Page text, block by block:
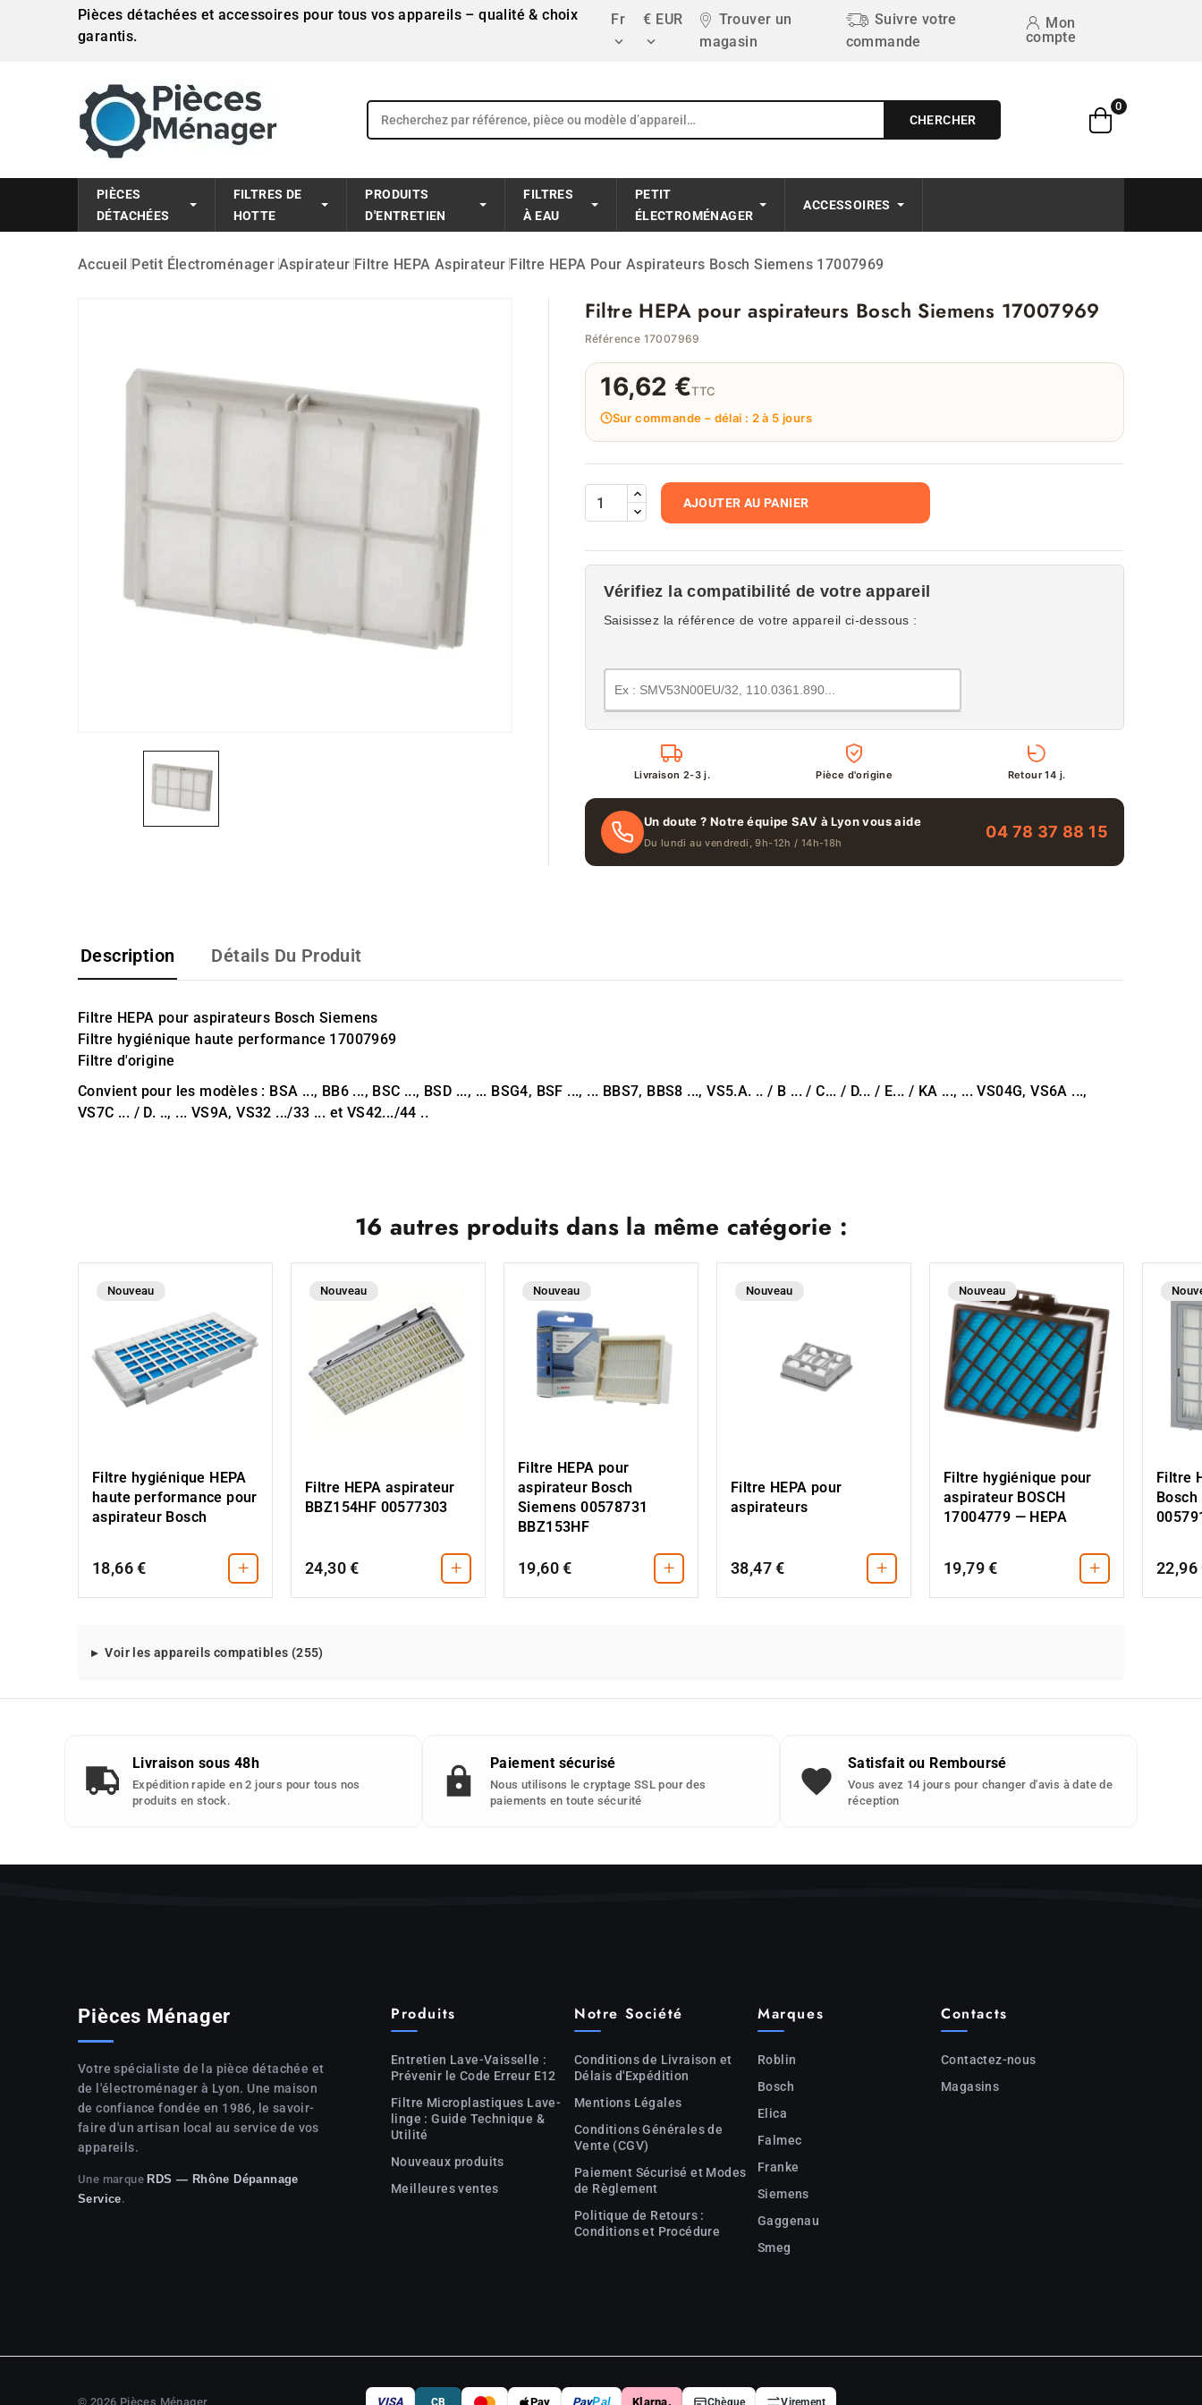
Pièces détachées et accessoires pour tous vos appareils – qualité & choix
garantis.
Fr

€ EUR

Trouver un
magasin
Suivre votre
commande
Mon
compte
CHERCHER
0
PIÈCES
DÉTACHÉES
FILTRES DE
HOTTE
PRODUITS
D'ENTRETIEN
FILTRES
À EAU
PETIT
ÉLECTROMÉNAGER
ACCESSOIRES
Accueil Petit Électroménager Aspirateur Filtre HEPA Aspirateur Filtre HEPA Pour Aspirateurs Bosch Siemens 17007969
Filtre HEPA pour aspirateurs Bosch Siemens 17007969
Référence 17007969
16,62 €TTC
Sur commande – délai : 2 à 5 jours
AJOUTER AU PANIER
Vérifiez la compatibilité de votre appareil
Saisissez la référence de votre appareil ci-dessous :
Livraison 2-3 j. Pièce d'origine Retour 14 j.
Un doute ? Notre équipe SAV à Lyon vous aide
Du lundi au vendredi, 9h-12h / 14h-18h
04 78 37 88 15
Description Détails Du Produit
Filtre HEPA pour aspirateurs Bosch Siemens
Filtre hygiénique haute performance 17007969
Filtre d'origine
Convient pour les modèles : BSA ..., BB6 ..., BSC ..., BSD ..., ... BSG4, BSF ..., ... BBS7, BBS8 ..., VS5.A. .. / B ... / C... / D... / E... / KA ..., ... VS04G, VS6A ...,
VS7C ... / D. .., ... VS9A, VS32 .../33 ... et VS42.../44 ..
16 autres produits dans la même catégorie :
Nouveau
Filtre hygiénique HEPA
haute performance pour
aspirateur Bosch
18,66 € +
Nouveau
Filtre HEPA aspirateur
BBZ154HF 00577303
24,30 € +
Nouveau
Filtre HEPA pour
aspirateur Bosch
Siemens 00578731
BBZ153HF
19,60 € +
Nouveau
Filtre HEPA pour
aspirateurs
38,47 € +
Nouveau
Filtre hygiénique pour
aspirateur BOSCH
17004779 — HEPA
19,79 € +
Filtre
Bosch
22,96
Modeles
detachee
:
Voir les appareils compatibles (255)
Livraison sous 48h
Expédition rapide en 2 jours pour tous nos
produits en stock.
Paiement sécurisé
Nous utilisons le cryptage SSL pour des
paiements en toute sécurité
Satisfait ou Remboursé
Vous avez 14 jours pour changer d'avis à date de
réception
Pièces Ménager
Votre spécialiste de la pièce détachée et
de l'électroménager à Lyon. Une maison
de confiance fondée en 1986, le savoir-
faire d'un artisan local au service de vos
appareils.
Une marque RDS — Rhône Dépannage
Service.
Produits
Entretien Lave-Vaisselle :
Prévenir le Code Erreur E12
Filtre Microplastiques Lave-
linge : Guide Technique &
Utilité
Nouveaux produits
Meilleures ventes
Notre Société
Conditions de Livraison et
Délais d'Expédition
Mentions Légales
Conditions Générales de
Vente (CGV)
Paiement Sécurisé et Modes
de Règlement
Politique de Retours :
Conditions et Procédure
Marques
Roblin
Bosch
Elica
Falmec
Franke
Siemens
Gaggenau
Smeg
Contacts
Contactez-nous
Magasins
© 2026 Pièces Ménager VISA CB Pay PayPal Klarna. Chèque Virement